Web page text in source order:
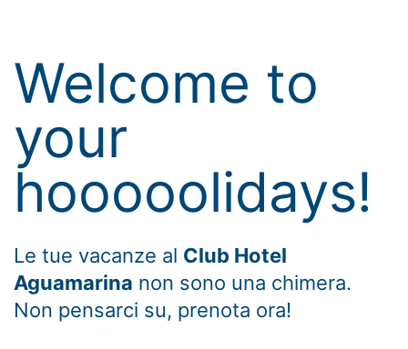
Welcome to
your
hooooolidays!
Le tue vacanze al Club Hotel
Aguamarina non sono una chimera.
Non pensarci su, prenota ora!